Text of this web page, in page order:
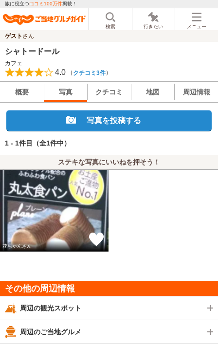
旅に役立つ口コミ100万件掲載！
検索 行きたい メニュー
ゲスト さん
シャトードール
カフェ
4.0 （ クチコミ3件）
概要 写真 クチコミ 地図 周辺情報
写真を投稿する
1 - 1件目 （全1件中）
ステキな写真にいいねを押そう！
花ちゃんさん
その他の周辺情報
周辺の観光スポット
周辺のご当地グルメ